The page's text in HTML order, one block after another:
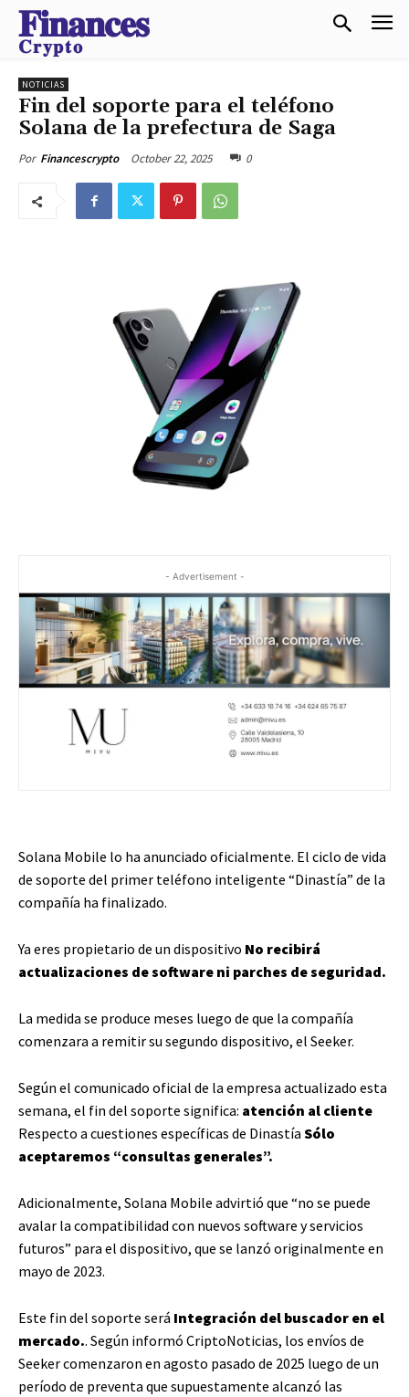
𝐅𝐢𝐧𝐚𝐧𝐜𝐞𝐬
𝐂𝐫𝐲𝐩𝐭𝐨
NOTICIAS
Fin del soporte para el teléfono
Solana de la prefectura de Saga
Por Financescrypto October 22, 2025 0
- Advertisement -
Solana Mobile lo ha anunciado oficialmente. El ciclo de vida
de soporte del primer teléfono inteligente “Dinastía” de la
compañía ha finalizado.
Ya eres propietario de un dispositivo No recibirá
actualizaciones de software ni parches de seguridad.
La medida se produce meses luego de que la compañía
comenzara a remitir su segundo dispositivo, el Seeker.
Según el comunicado oficial de la empresa actualizado esta
semana, el fin del soporte significa: atención al cliente
Respecto a cuestiones específicas de Dinastía Sólo
aceptaremos “consultas generales”.
Adicionalmente, Solana Mobile advirtió que “no se puede
avalar la compatibilidad con nuevos software y servicios
futuros” para el dispositivo, que se lanzó originalmente en
mayo de 2023.
Este fin del soporte será Integración del buscador en el
mercado.. Según informó CriptoNoticias, los envíos de
Seeker comenzaron en agosto pasado de 2025 luego de un
período de preventa que supuestamente alcanzó las